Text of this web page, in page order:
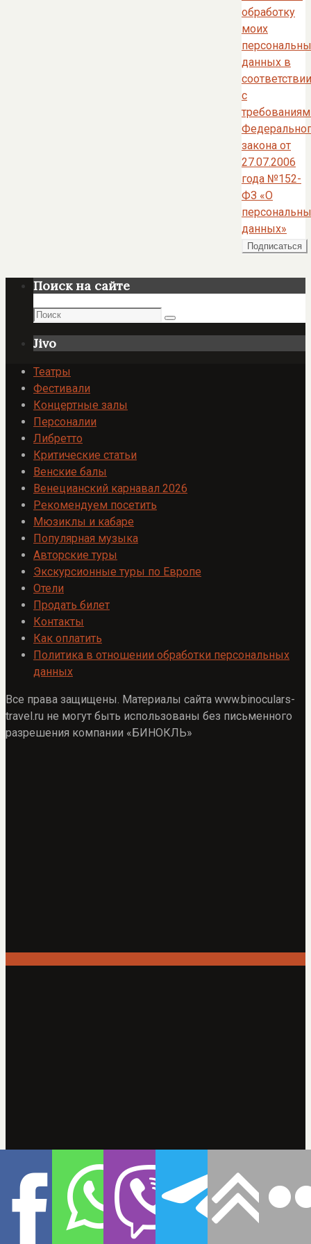
обработку
моих
данных в
соответствии
с
закона от
27.07.2006
года №152-
ФЗ «О
данных»
Поиск на сайте
Поиск
Поиск
Jivo
Театры
Фестивали
Концертные залы
Персоналии
Либретто
Критические статьи
Венские балы
Венецианский карнавал 2026
Рекомендуем посетить
Мюзиклы и кабаре
Популярная музыка
Авторские туры
Экскурсионные туры по Европе
Отели
Продать билет
Контакты
Как оплатить
Политика в отношении обработки персональных
данных
Все права защищены. Материалы сайта www.binoculars-
travel.ru не могут быть использованы без письменного
разрешения компании «БИНОКЛЬ»